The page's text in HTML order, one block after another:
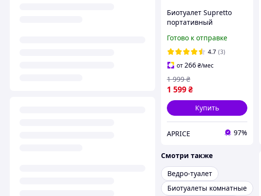
Биотуалет Supretto
портативный
Готово к отправке
4.7 (3)
от266₴/мес
1 599₴
1 999 ₴
Купить
APRICE 97%
Смотри также
Ведро-туалет
Биотуалеты комнатные